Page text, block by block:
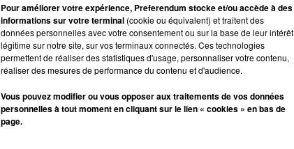
Pour améliorer votre expérience, Preferendum stocke et/ou accède à des
informations sur votre terminal (cookie ou équivalent) et traitent des
données personnelles avec votre consentement ou sur la base de leur intérêt
légitime sur notre site, sur vos terminaux connectés. Ces technologies
permettent de réaliser des statistiques d'usage, personnaliser votre contenu,
réaliser des mesures de performance du contenu et d'audience.
Vous pouvez modifier ou vous opposer aux traitements de vos données
personnelles à tout moment en cliquant sur le lien « cookies » en bas de
page.